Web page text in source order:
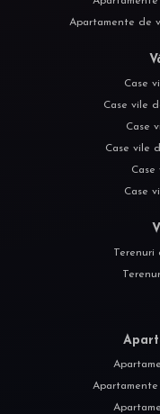
Apartamente de
Case
Case vile
Case
Case vile
Case
Case
Terenuri